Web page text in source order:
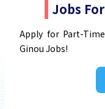
Jobs
Apply for Part-
Ginou Jobs!